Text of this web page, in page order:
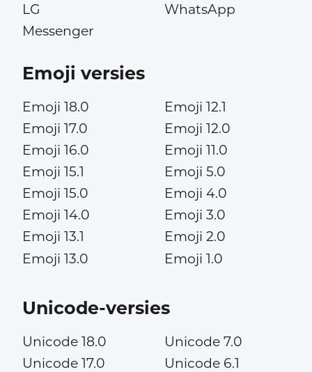
LG
Messenger
WhatsApp
Emoji versies
Emoji 18.0
Emoji 17.0
Emoji 16.0
Emoji 15.1
Emoji 15.0
Emoji 14.0
Emoji 13.1
Emoji 13.0
Emoji 12.1
Emoji 12.0
Emoji 11.0
Emoji 5.0
Emoji 4.0
Emoji 3.0
Emoji 2.0
Emoji 1.0
Unicode-versies
Unicode 18.0
Unicode 17.0
Unicode 7.0
Unicode 6.1